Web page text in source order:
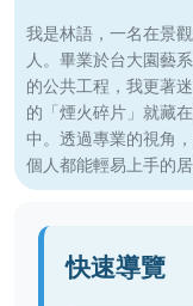
我是林語，一名在景
人。畢業於台大園藝
的公共工程，我更著
的「煙火碎片」就藏
中。透過專業的視角
個人都能輕易上手的居
快速導覽